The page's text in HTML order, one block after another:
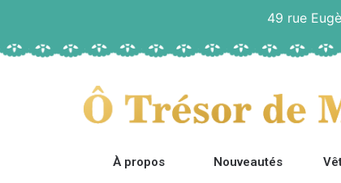
49 rue
À propos Nouveautés